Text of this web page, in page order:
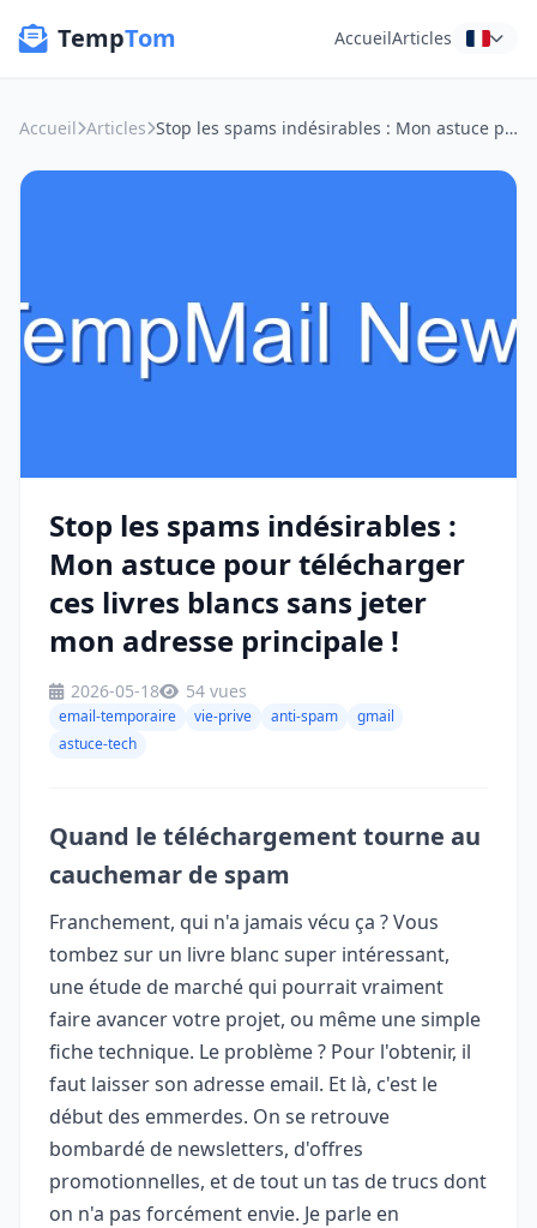
TempTom AccueilArticles
Accueil Articles Stop les spams indésirables : Mon astuce pour télécharger ces livres blancs sans jeter mon adresse principale !
Stop les spams indésirables :
Mon astuce pour télécharger
ces livres blancs sans jeter
mon adresse principale !
2026-05-18 54 vues
email-temporaire vie-prive anti-spam
gmail
astuce-tech
Quand le téléchargement tourne au
cauchemar de spam
Franchement, qui n'a jamais vécu ça ? Vous
tombez sur un livre blanc super intéressant,
une étude de marché qui pourrait vraiment
faire avancer votre projet, ou même une simple
fiche technique. Le problème ? Pour l'obtenir, il
faut laisser son adresse email. Et là, c'est le
début des emmerdes. On se retrouve
bombardé de newsletters, d'offres
promotionnelles, et de tout un tas de trucs dont
on n'a pas forcément envie. Je parle en